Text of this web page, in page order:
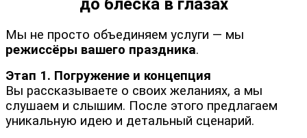
до блеска в глазах
Мы не просто объединяем услуги — мы
режиссёры вашего праздника.
Этап 1. Погружение и концепция
Вы рассказываете о своих желаниях, а мы
слушаем и слышим. После этого предлагаем
уникальную идею и детальный сценарий.